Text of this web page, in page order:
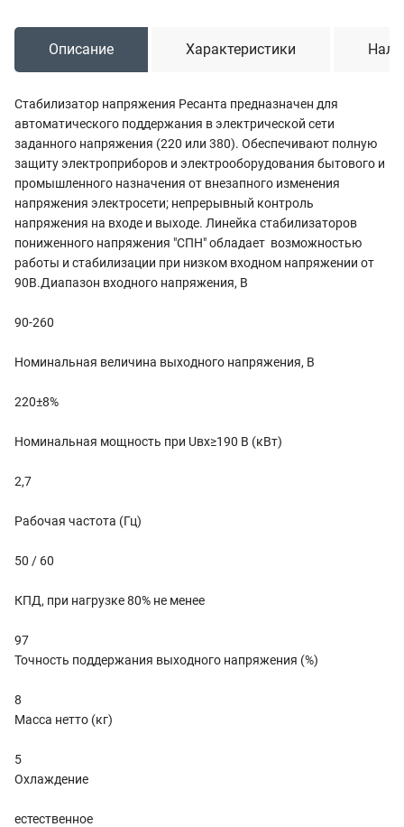
Описание Характеристики
Стабилизатор напряжения Ресанта предназначен для
автоматического поддержания в электрической сети
заданного напряжения (220 или 380). Обеспечивают полную
защиту электроприборов и электрооборудования бытового и
промышленного назначения от внезапного изменения
напряжения электросети; непрерывный контроль
напряжения на входе и выходе. Линейка стабилизаторов
пониженного напряжения "СПН" обладает возможностью
работы и стабилизации при низком входном напряжении от
90В.Диапазон входного напряжения, В
90-260
Номинальная величина выходного напряжения, В
220±8%
Номинальная мощность при Uвх≥190 В (кВт)
2,7
Рабочая частота (Гц)
50 / 60
КПД, при нагрузке 80% не менее
97
Точность поддержания выходного напряжения (%)
8
Масса нетто (кг)
5
Охлаждение
естественное